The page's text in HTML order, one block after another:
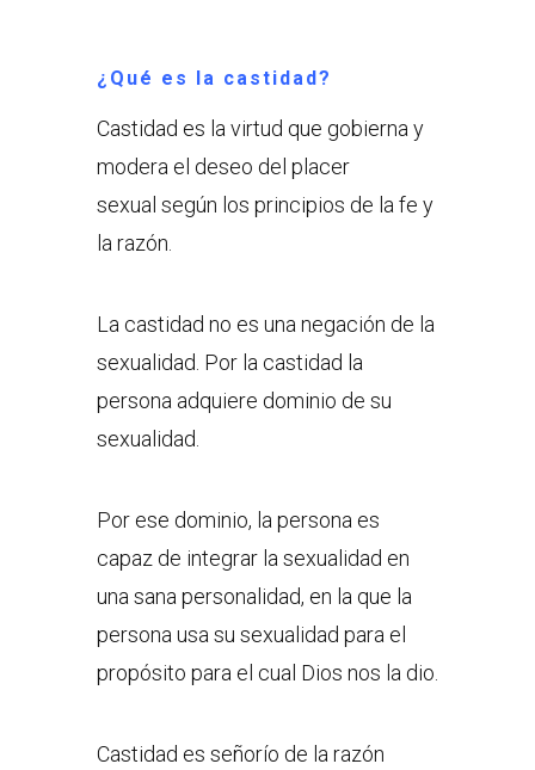
¿Qué es la castidad?
Castidad es la virtud que gobierna y
modera el deseo del placer
sexual según los principios de la fe y
la razón.
La castidad no es una negación de la
sexualidad. Por la castidad la
persona adquiere dominio de su
sexualidad.
Por ese dominio, la persona es
capaz de integrar la sexualidad en
una sana personalidad, en la que la
persona usa su sexualidad para el
propósito para el cual Dios nos la dio.
Castidad es señorío de la razón